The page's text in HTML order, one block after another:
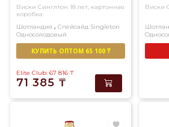
Виски Синглтон 18 лет, картонная
коробка
Шотландия , Спейсайд Singleton
Односолодовый
КУПИТЬ ОПТОМ 65 100 ₸
Elite Club: 67 816 ₸
71 385 ₸
Виски